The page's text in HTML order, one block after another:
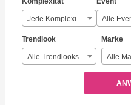
Jede Komplexität Alle
Trendlook
Alle Trendlooks
Marke
Alle